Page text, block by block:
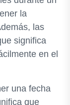
la
las
significa
en el
una fecha
que